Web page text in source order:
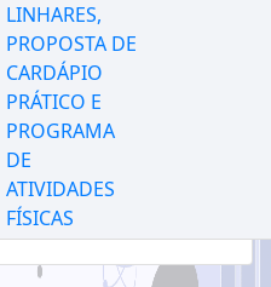
LINHARES,
PROPOSTA DE
CARDÁPIO
PRÁTICO E
PROGRAMA
DE
ATIVIDADES
FÍSICAS